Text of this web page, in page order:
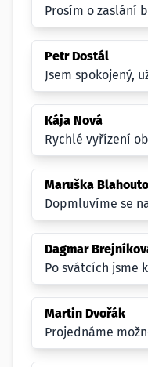
Prosím o zaslání
Petr Dostál
Jsem spokojený,
Kája Nová
Rychlé vyřízení
Maruška
Dopmluvíme se
Dagmar
Po svátcích jsme
Martin Dvořák
Projednáme